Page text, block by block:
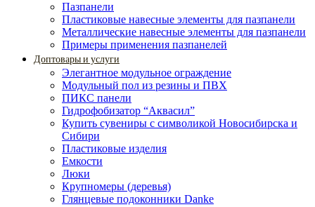
Пазпанели
Пластиковые навесные элементы для пазпанели
Металлические навесные элементы для пазпанели
Примеры применения пазпанелей
Доптовары и услуги
Элегантное модульное ограждение
Модульный пол из резины и ПВХ
ПИКС панели
Гидрофобизатор “Аквасил”
Купить сувениры с символикой Новосибирска и
Сибири
Пластиковые изделия
Емкости
Люки
Крупномеры (деревья)
Глянцевые подоконники Danke